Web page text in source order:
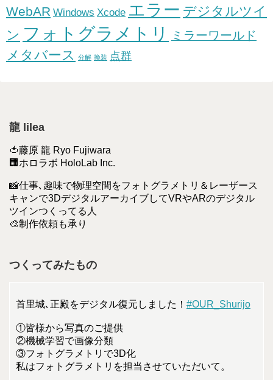
WebAR Windows Xcode エラー デジタルツイ
ン フォトグラメトリ ミラーワールド
メタバース 分解 換装 点群
龍 lilea
🍅藤原 龍 Ryo Fujiwara
🏢ホロラボ HoloLab Inc.
📸仕事､趣味で物理空間をフォトグラメトリ＆レーザース
キャンで3DデジタルアーカイブしてVRやARのデジタル
ツインつくってる人
🎨制作依頼も承り
つくってみたもの
首里城､正殿をデジタル復元しました！ #OUR_Shurijo
①皆様から写真のご提供
②機械学習で画像分類
③フォトグラメトリで3D化
私はフォトグラメトリを担当させていただいて。